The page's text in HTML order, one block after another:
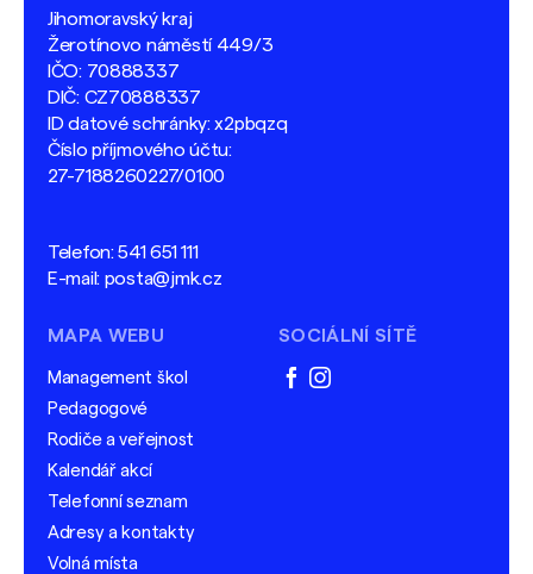
Jihomoravský kraj
Žerotínovo náměstí 449/3
IČO: 70888337
DIČ: CZ70888337
ID datové schránky: x2pbqzq
Číslo příjmového účtu:
27-7188260227/0100
Telefon:541 651 111
E-mail: posta@jmk.cz
MAPA WEBU
Management škol
Pedagogové
Rodiče a veřejnost
Kalendář akcí
Telefonní seznam
Adresy a kontakty
Volná místa
SOCIÁLNÍ SÍTĚ
facebook
instagram